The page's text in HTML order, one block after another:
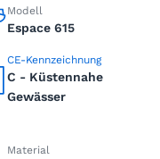
Modell
Espace 615
CE-Kennzeichnung
C - Küstennahe
Gewässer
Material